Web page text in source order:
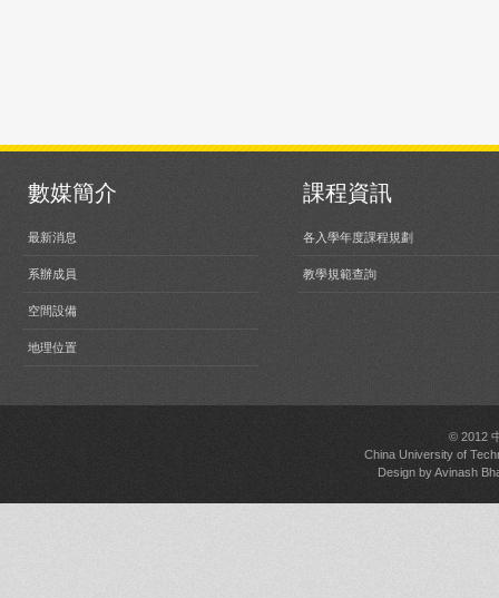
數媒簡介
最新消息
系辦成員
空間設備
地理位置
課程資訊
各入學年度課程規劃
教學規範查詢
© 2012
China University of
Design byAvinash